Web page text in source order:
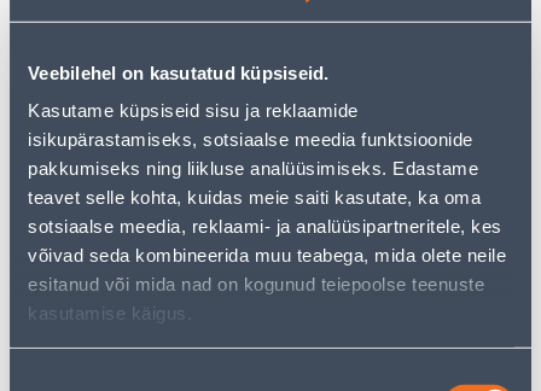
Veebilehel on kasutatud küpsiseid.
Kasutame küpsiseid sisu ja reklaamide
isikupärastamiseks, sotsiaalse meedia funktsioonide
pakkumiseks ning liikluse analüüsimiseks. Edastame
teavet selle kohta, kuidas meie saiti kasutate, ka oma
sotsiaalse meedia, reklaami- ja analüüsipartneritele, kes
võivad seda kombineerida muu teabega, mida olete neile
esitanud või mida nad on kogunud teiepoolse teenuste
kasutamise käigus.
KATTEPLAAT
TELEFON/ARVUTI DELTA
ALUM.SIM
5.00 €
KATTEPLAAT TV+R DELTA
ALUMIINIUM SIEMENS
5.00 € /tk